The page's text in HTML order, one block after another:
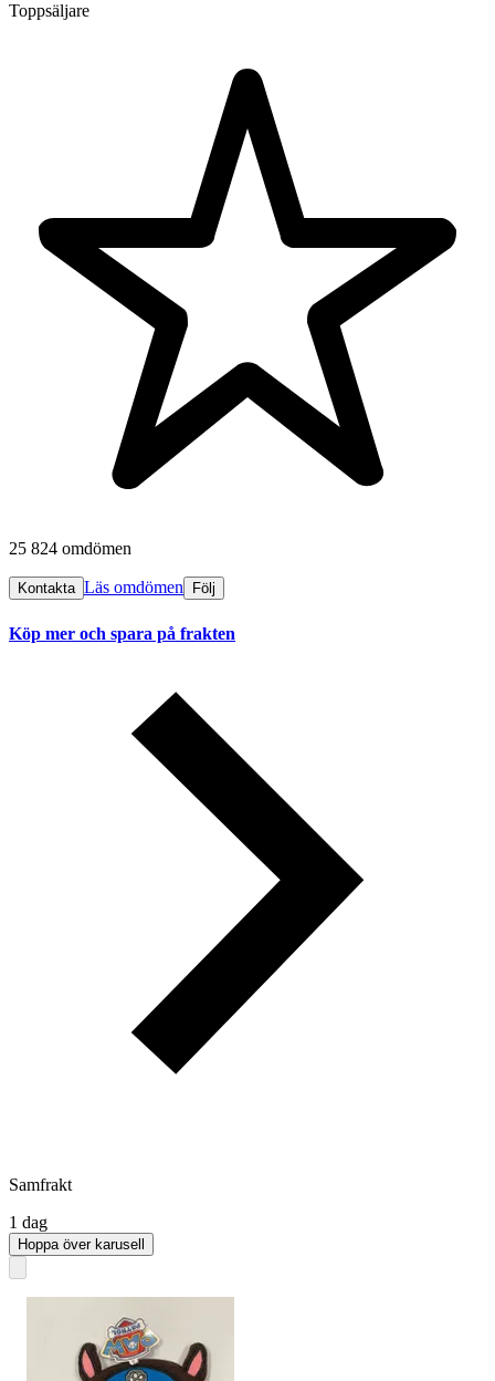
Toppsäljare
25 824 omdömen
Kontakta Läs omdömen Följ
Köp mer och spara på frakten
Samfrakt
1 dag
Hoppa över karusell